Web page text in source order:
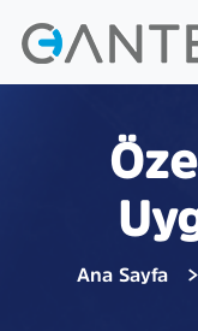
Ana Sayfa